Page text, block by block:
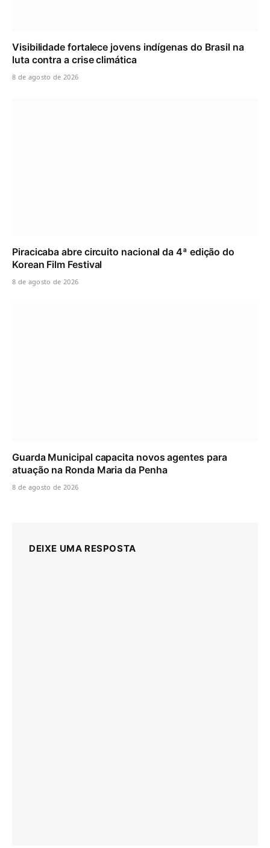
Visibilidade fortalece jovens indígenas do Brasil na
luta contra a crise climática
8 de agosto de 2026
Piracicaba abre circuito nacional da 4ª edição do
Korean Film Festival
8 de agosto de 2026
Guarda Municipal capacita novos agentes para
atuação na Ronda Maria da Penha
8 de agosto de 2026
DEIXE UMA RESPOSTA